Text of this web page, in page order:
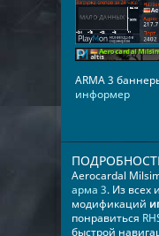
ARMA 3
информер
Aerocardal
арма 3. Из всех
модификаций
понравиться
быстрой